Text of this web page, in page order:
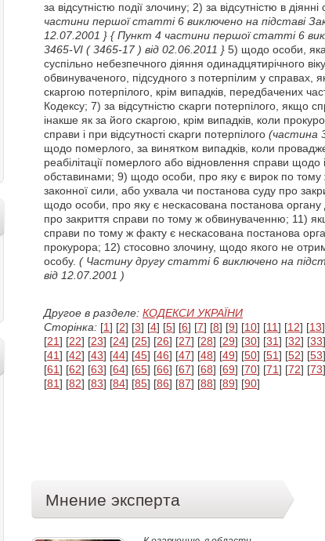
за відсутністю події злочину; 2) за відсутністю в
частини першої статті 6 виключено на підставі
12.07.2001 } { Пункт 4 частини першої статті 6
3465-VI ( 3465-17 ) від 02.06.2011 } 5) щодо особи,
суспільно небезпечного діяння одинадцятирічного
обвинуваченого, підсудного з потерпілим у справах,
скаргою потерпілого, крім випадків, передбачених
Кодексу; 7) за відсутністю скарги потерпілого, якщо
інакше як за його скаргою, крім випадків, коли
справи і при відсутності скарги потерпілого (частина
щодо померлого, за винятком випадків, коли
реабілітації померлого або відновлення справи
обставинами; 9) щодо особи, про яку є вирок по
законної сили, або ухвала чи постанова суду про
щодо особи, про яку є нескасована постанова органу
про закриття справи по тому ж обвинуваченню; 11)
справи по тому ж факту є нескасована постанова
прокурора; 12) стосовно злочину, щодо якого не
особу. ( Частину другу статті 6 виключено на
від 12.07.2001 )
Другое в разделе: КОДЕКСИ УКРАЇНИ
Сторінка: [1] [2] [3] [4] [5] [6] [7] [8] [9] [10] [11] [12] [13
[21] [22] [23] [24] [25] [26] [27] [28] [29] [30] [31] [32] [33
[41] [42] [43] [44] [45] [46] [47] [48] [49] [50] [51] [52] [53
[61] [62] [63] [64] [65] [66] [67] [68] [69] [70] [71] [72] [73
[81] [82] [83] [84] [85] [86] [87] [88] [89] [90]
Мнение эксперта